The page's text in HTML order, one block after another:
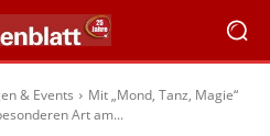
& Events
Mit „Mond, Tanz, Magie“
Art am...